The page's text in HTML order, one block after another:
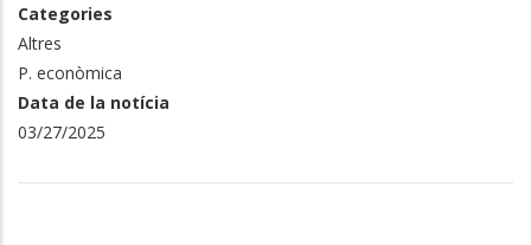
Categories
Altres
P. econòmica
Data de la notícia
03/27/2025